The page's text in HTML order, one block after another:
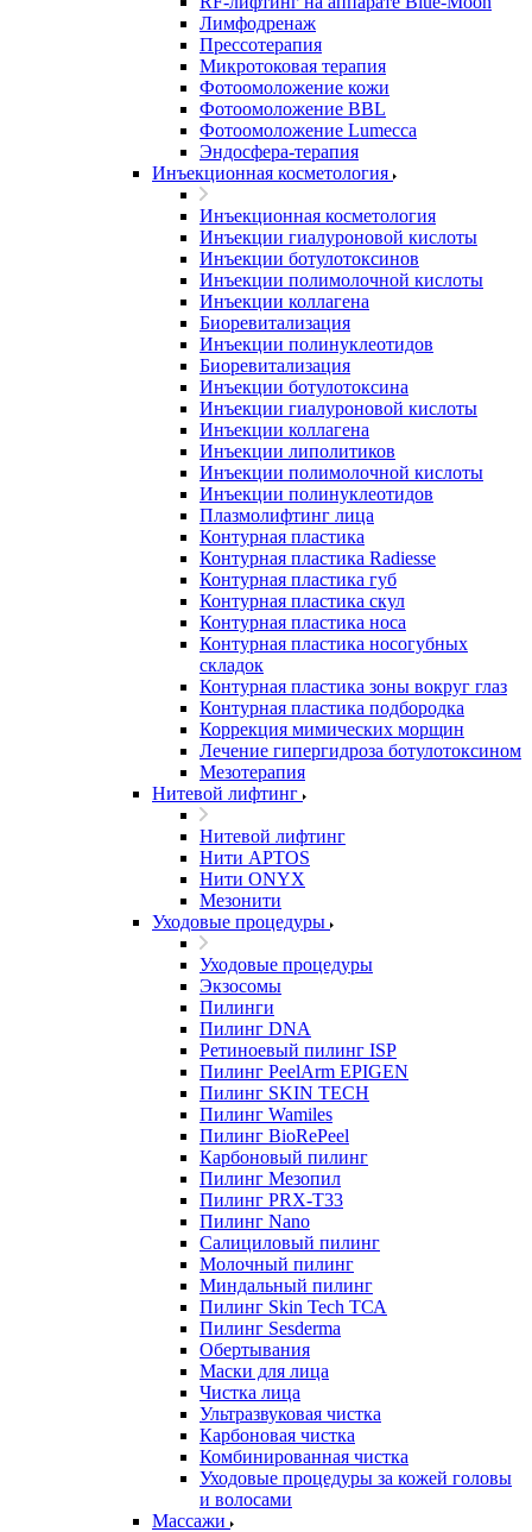
Лимфодренаж
Прессотерапия
Микротоковая терапия
Фотоомоложение кожи
Фотоомоложение BBL
Фотоомоложение Lumecca
Эндосфера-терапия
Инъекционная косметология
Инъекционная косметология
Инъекции гиалуроновой кислоты
Инъекции ботулотоксинов
Инъекции полимолочной кислоты
Инъекции коллагена
Биоревитализация
Инъекции полинуклеотидов
Биоревитализация
Инъекции ботулотоксина
Инъекции гиалуроновой кислоты
Инъекции коллагена
Инъекции липолитиков
Инъекции полимолочной кислоты
Инъекции полинуклеотидов
Плазмолифтинг лица
Контурная пластика
Контурная пластика Radiesse
Контурная пластика губ
Контурная пластика скул
Контурная пластика носа
Контурная пластика носогубных
складок
Контурная пластика зоны вокруг глаз
Контурная пластика подбородка
Коррекция мимических морщин
Лечение гипергидроза ботулотоксином
Мезотерапия
Нитевой лифтинг
Нитевой лифтинг
Нити APTOS
Нити ONYX
Мезонити
Уходовые процедуры
Уходовые процедуры
Экзосомы
Пилинги
Пилинг DNA
Ретиноевый пилинг ISP
Пилинг PeelArm EPIGEN
Пилинг SKIN TECH
Пилинг Wamiles
Пилинг BioRePeel
Карбоновый пилинг
Пилинг Мезопил
Пилинг PRX-T33
Пилинг Nano
Салициловый пилинг
Молочный пилинг
Миндальный пилинг
Пилинг Skin Tech ТСА
Пилинг Sesderma
Обертывания
Маски для лица
Чистка лица
Ультразвуковая чистка
Карбоновая чистка
Комбинированная чистка
Уходовые процедуры за кожей головы
и волосами
Массажи